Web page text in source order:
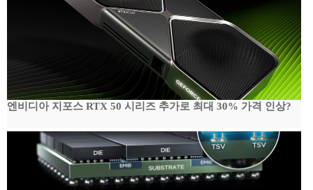
엔비디아 지포스 RTX 50 시리즈 추가로 최대 30% 가격 인상?